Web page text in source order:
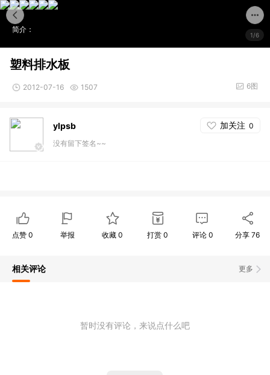
1/6
简介：
塑料排水板
2012-07-16 1507 6图
ylpsb 加关注 0
没有留下签名~~
点赞 0 举报 收藏0 打赏 0 评论 0 分享76
更多
相关评论
暂时没有评论，来说点什么吧